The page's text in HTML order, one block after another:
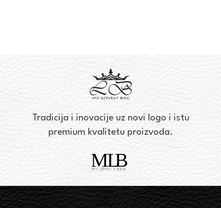
Tradicija i inovacije uz novi logo i istu
premium kvalitetu proizvoda.